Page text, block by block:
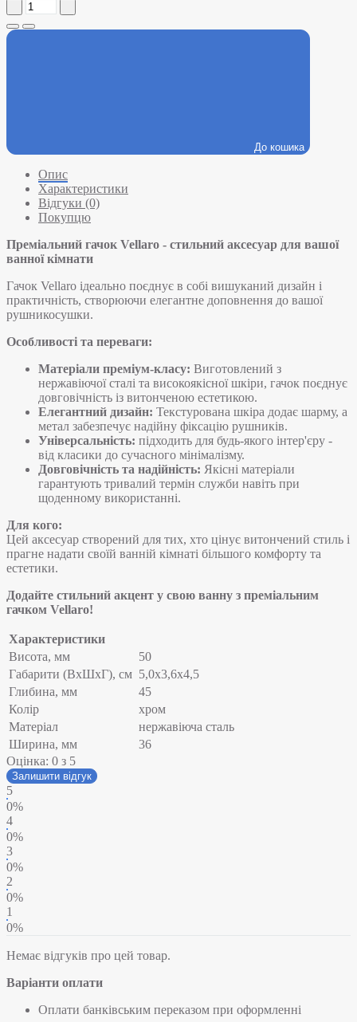
До кошика
Опис
Характеристики
Відгуки (0)
Покупцю
Преміальний гачок Vellaro - стильний аксесуар для вашої
ванної кімнати
Гачок Vellaro ідеально поєднує в собі вишуканий дизайн і
практичність, створюючи елегантне доповнення до вашої
рушникосушки.
Особливості та переваги:
Матеріали преміум-класу: Виготовлений з
нержавіючої сталі та високоякісної шкіри, гачок поєднує
довговічність із витонченою естетикою.
Елегантний дизайн: Текстурована шкіра додає шарму, а
метал забезпечує надійну фіксацію рушників.
Універсальність: підходить для будь-якого інтер'єру -
від класики до сучасного мінімалізму.
Довговічність та надійність: Якісні матеріали
гарантують тривалий термін служби навіть при
щоденному використанні.
Для кого:
Цей аксесуар створений для тих, хто цінує витончений стиль і
прагне надати своїй ванній кімнаті більшого комфорту та
естетики.
Додайте стильний акцент у свою ванну з преміальним
гачком Vellaro!
Характеристики
Висота, мм
50
Габарити (ВхШхГ), см 5,0х3,6х4,5
Глибина, мм
45
Колір
хром
Матеріал
нержавіюча сталь
Ширина, мм
36
Оцінка: 0 з 5
Залишити відгук
5
0%
4
0%
3
0%
2
0%
1
0%
Немає відгуків про цей товар.
Варіанти оплати
Оплати банківським переказом при оформленні